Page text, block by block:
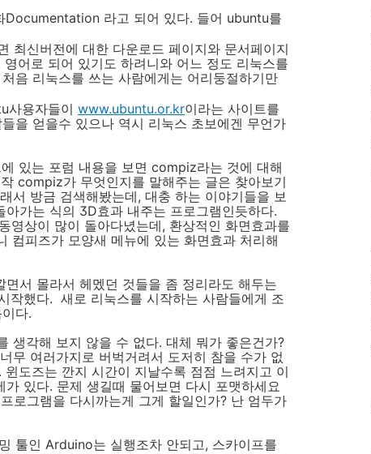
Documentation 라고 되어 있다. 들어 ubuntu를
최신버전에 대한 다운로드 페이지와 문서페이지
어로 되어 있기도 하려니와 어느 정도 리눅스를
음 리눅스를 쓰는 사람에게는 어리둥절하기만
사용자들이 www.ubuntu.or.kr이라는 사이트를
을 얻을수 있으나 역시 리눅스 초보에겐 무언가
있는 포럼 내용을 보면 compiz라는 것에 대해
compiz가 무엇인지를 말해주는 글은 찾아보기
서 방금 검색해봤는데, 대충 하는 이야기들을 보
가는 식의 3D효과 내주는 프로그램인듯하다.
영상이 많이 돌아다녔는데, 환상적인 화면효과를
컴피즈가 모양새 메뉴에 있는 화면효과 처리해
서 몰라서 헤멨던 것들을 좀 정리라도 해두는
작했다. 새로 리눅스를 시작하는 사람들에게 조
다.
생각해 보지 않을 수 없다. 대체 뭐가 좋은건가?
무 여러가지로 버벅거려서 도저히 참을 수가 없
도즈는 깐지 시간이 지날수록 점점 느려지고 이
있다. 문제 생길때 물어보면 다시 포맷하세요
로그램을 다시까는게 그게 할일인가? 난 엄두가
툴인 Arduino는 실행조차 안되고, 스카이프를